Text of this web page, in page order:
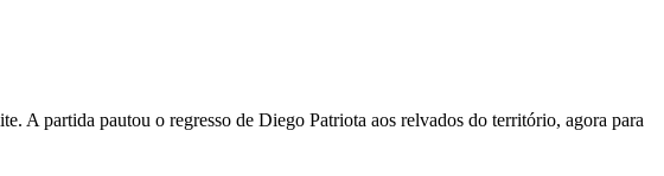
A partida pautou o regresso de Diego Patriota aos relvados do território, agora para